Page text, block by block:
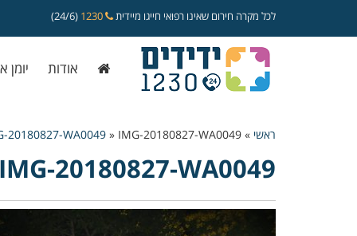
לכל מקרה חירום שאינו רפואי חייגו מיידית (24/6)
אודות יומן
ראשי »
20180827-WA0049 » IMG-20180827-WA0049
20180827-WA0049